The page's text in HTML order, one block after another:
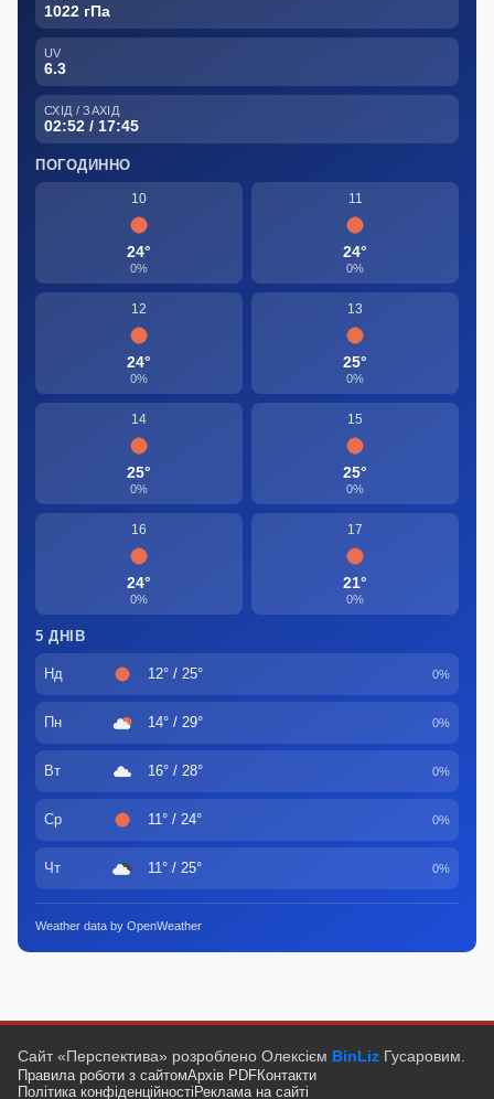
1022 гПа
UV
6.3
СХІД / ЗАХІД
02:52 / 17:45
ПОГОДИННО
10
24°
0%
11
24°
0%
12
24°
0%
13
25°
0%
14
25°
0%
15
25°
0%
16
24°
0%
17
21°
0%
5 ДНІВ
Нд 12° / 25° 0%
Пн 14° / 29° 0%
Вт 16° / 28° 0%
Ср 11° / 24° 0%
Чт 11° / 25° 0%
Weather data by OpenWeather
Сайт «Перспектива» розроблено Олексієм BinLiz Гусаровим.
Правила роботи з сайтомАрхів PDFКонтакти
Політика конфіденційності Реклама на сайті